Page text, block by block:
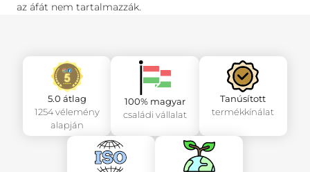
az áfát nem tartalmazzák.
5.0 átlag
1254 vélemény
alapján
100% magyar
családi vállalat
Tanúsított
termékkínálat